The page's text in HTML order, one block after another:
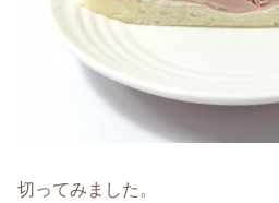
切ってみました。